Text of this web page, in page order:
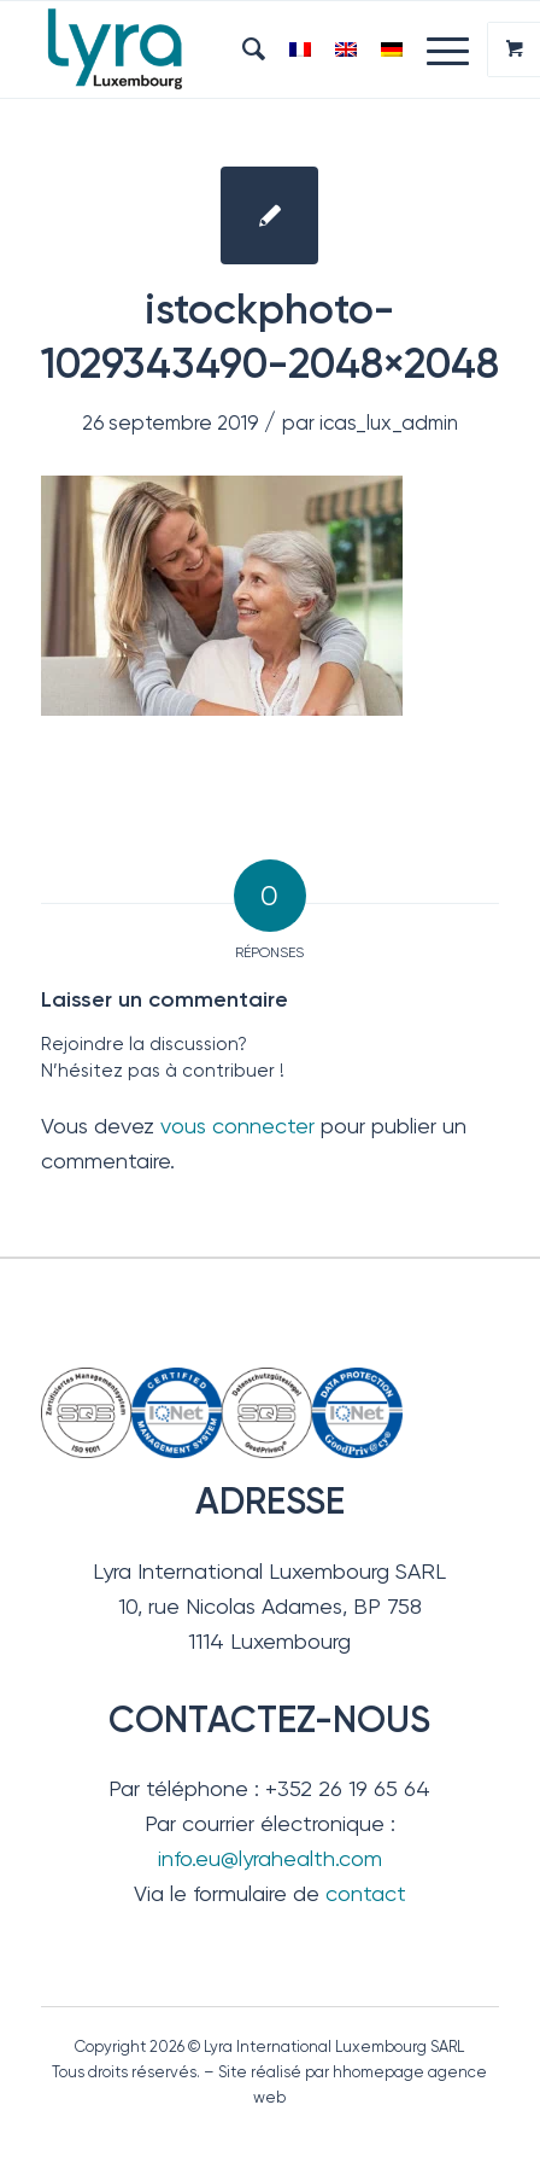
istockphoto-
1029343490-2048×2048
26 septembre 2019 / par icas_lux_admin
0
RÉPONSES
Laisser un commentaire
Rejoindre la discussion?
N’hésitez pas à contribuer !
Vous devez vous connecterpour publier un
commentaire.
ADRESSE
Lyra International Luxembourg SARL
10, rue Nicolas Adames, BP 758
1114 Luxembourg
CONTACTEZ-NOUS
Par téléphone : +352 26 19 65 64
Par courrier électronique :
info.eu@lyrahealth.com
Via le formulaire de contact
Copyright 2026 © Lyra International Luxembourg SARL
Tous droits réservés. – Site réalisé par hhomepage agence
web